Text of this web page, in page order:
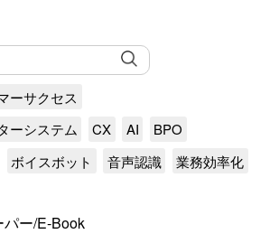
ーサクセス
ーシステム
CX AI
BPO
ボイスボット 音声認識 業務効率化
ー/E-Book